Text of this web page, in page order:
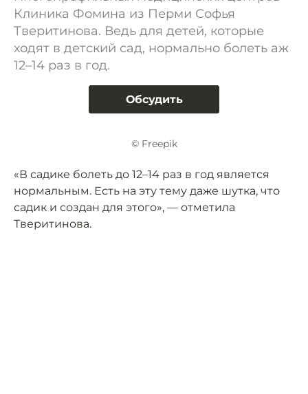
Клиника Фомина из Перми Софья
Тверитинова. Ведь для детей, которые
ходят в детский сад, нормально болеть аж
12–14 раз в год.
Обсудить
© Freepik
«В садике болеть до 12–14 раз в год является
нормальным. Есть на эту тему даже шутка, что
садик и создан для этого», — отметила
Тверитинова.